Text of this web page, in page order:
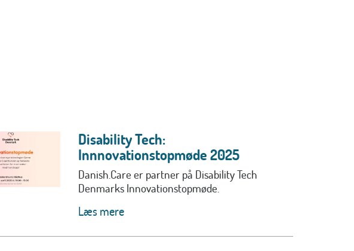
Disability Tech:
Innnovationstopmøde 2025
Danish.Care er partner på Disability Tech
Denmarks Innovationstopmøde.
Læs mere